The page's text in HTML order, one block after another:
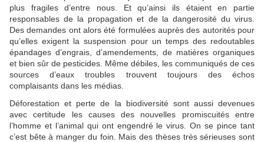
plus fragiles d’entre nous. Et qu’ainsi ils étaient en partie
responsables de la propagation et de la dangerosité du virus.
Des demandes ont alors été formulées auprès des autorités pour
qu’elles exigent la suspension pour un temps des redoutables
épandages d’engrais, d’amendements, de matières organiques
et bien sûr de pesticides. Même débiles, les communiqués de ces
sources d’eaux troubles trouvent toujours des échos
complaisants dans les médias.
Déforestation et perte de la biodiversité sont aussi devenues
avec certitude les causes des nouvelles promiscuités entre
l’homme et l’animal qui ont engendré le virus. On se pince tant
c’est bête à manger du foin. Mais des thèses très sérieuses sont